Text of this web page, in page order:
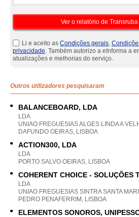
Li e aceito as Condições gerais,
privacidade. Também autorizo a eInforma a
atualizações e melhorias do serviço.
Outros utilizadores pesquisaram
BALANCEBOARD, LDA
LDA
UNIAO FREGUESIAS ALGES LINDA A
DAFUNDO OEIRAS, LISBOA
ACTION300, LDA
LDA
PORTO SALVO OEIRAS, LISBOA
COHERENT CHOICE - SOLUÇÕES
LDA
UNIAO FREGUESIAS SINTRA SANTA
PEDRO PENAFERRIM, LISBOA
ELEMENTOS SONOROS,